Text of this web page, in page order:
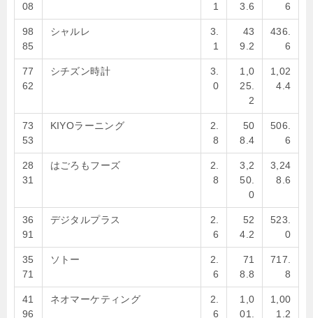
08
1
3.6
6
98
85
シャルレ
3.
1
43
9.2
436.
6
77
62
シチズン時計
3.
0
1,0
25.
2
1,02
4.4
73
53
KIYOラーニング
2.
8
50
8.4
506.
6
28
31
はごろもフーズ
2.
8
3,2
50.
0
3,24
8.6
36
91
デジタルプラス
2.
6
52
4.2
523.
0
35
71
ソトー
2.
6
71
8.8
717.
8
41
96
ネオマーケティング
2.
6
1,0
01.
1,00
1.2